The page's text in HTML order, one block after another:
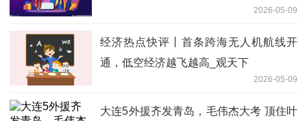
2026-05-09
经济热点快评丨首条跨海无人机航线开
通，低空经济越飞越高_观天下
2026-05-09
大连5外援齐发青岛，毛伟杰大考 顶住叶